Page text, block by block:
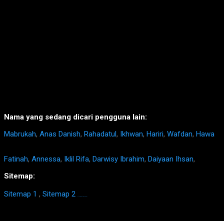
Nama yang sedang dicari pengguna lain:
Mabrukah, Anas Danish, Rahadatul, Ikhwan, Hariri, Wafdan, Hawa
Fatinah, Annessa, Iklil Rifa, Darwisy Ibrahim, Daiyaan Ihsan,
Sitemap:
Sitemap 1 , Sitemap 2